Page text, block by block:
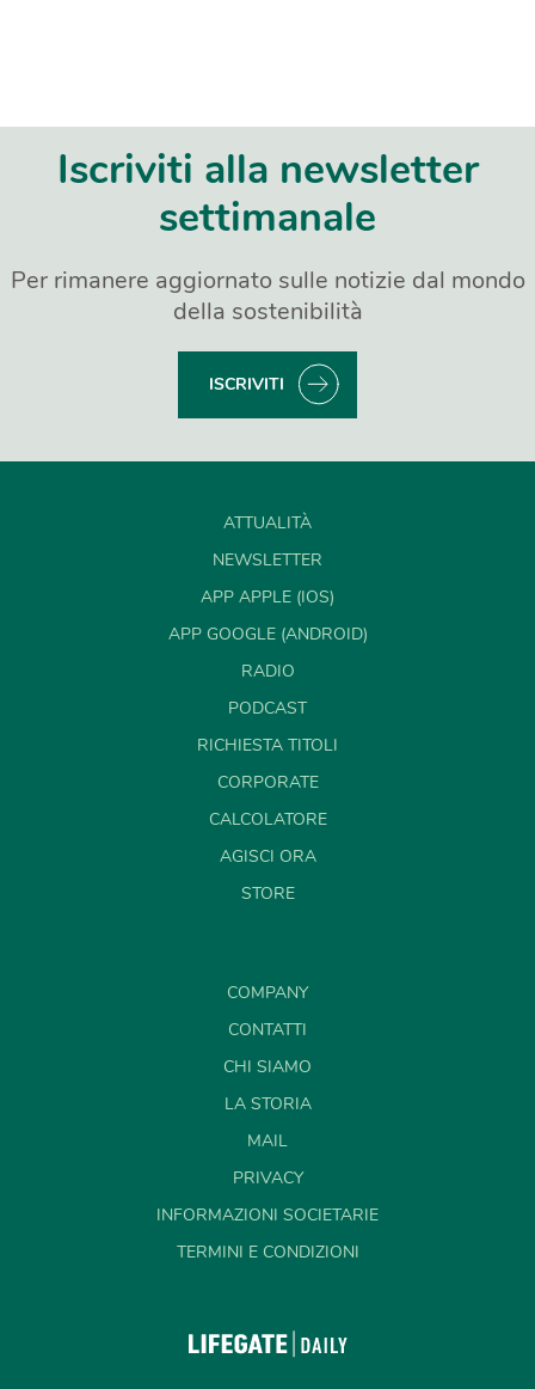
Iscriviti alla newsletter
settimanale
Per rimanere aggiornato sulle notizie dal mondo
della sostenibilità
ISCRIVITI
ATTUALITÀ
NEWSLETTER
APP APPLE (IOS)
APP GOOGLE (ANDROID)
RADIO
PODCAST
RICHIESTA TITOLI
CORPORATE
CALCOLATORE
AGISCI ORA
STORE
COMPANY
CONTATTI
CHI SIAMO
LA STORIA
MAIL
PRIVACY
INFORMAZIONI SOCIETARIE
TERMINI E CONDIZIONI